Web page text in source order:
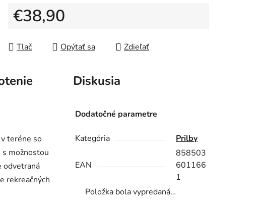
€38,90
Tlač
Opýtať sa Zdieľať
Diskusia
teréne so
možnosťou
odvetraná
rekreačných
Dodatočné parametre
Kategória Prilby
EAN
858503
601166
1
Položka bola vypredaná…